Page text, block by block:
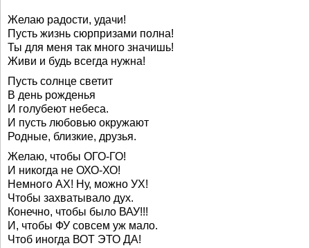
Желаю радости, удачи!
Пусть жизнь сюрпризами полна!
Ты для меня так много значишь!
Живи и будь всегда нужна!
Пусть солнце светит
В день рожденья
И голубеют небеса.
И пусть любовью окружают
Родные, близкие, друзья.
Желаю, чтобы ОГО-ГО!
И никогда не ОХО-ХО!
Немного АХ! Ну, можно УХ!
Чтобы захватывало дух.
Конечно, чтобы было ВАУ!!!
И, чтобы ФУ совсем уж мало.
Чтоб иногда ВОТ ЭТО ДА!